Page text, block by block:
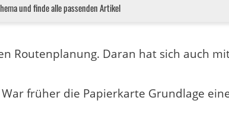
und finde alle passenden Artikel
Routenplanung. Daran hat sich auch mit
früher die Papierkarte Grundlage